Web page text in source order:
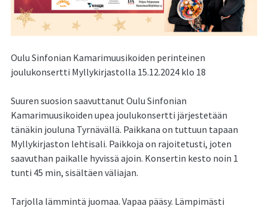
Oulu Sinfonian Kamarimuusikoiden perinteinen
joulukonsertti Myllykirjastolla 15.12.2024 klo 18
Suuren suosion saavuttanut Oulu Sinfonian
Kamarimuusikoiden upea joulukonsertti järjestetään
tänäkin jouluna Tyrnävällä. Paikkana on tuttuun tapaan
Myllykirjaston lehtisali. Paikkoja on rajoitetusti, joten
saavuthan paikalle hyvissä ajoin. Konsertin kesto noin 1
tunti 45 min, sisältäen väliajan.
Tarjolla lämmintä juomaa. Vapaa pääsy. Lämpimästi